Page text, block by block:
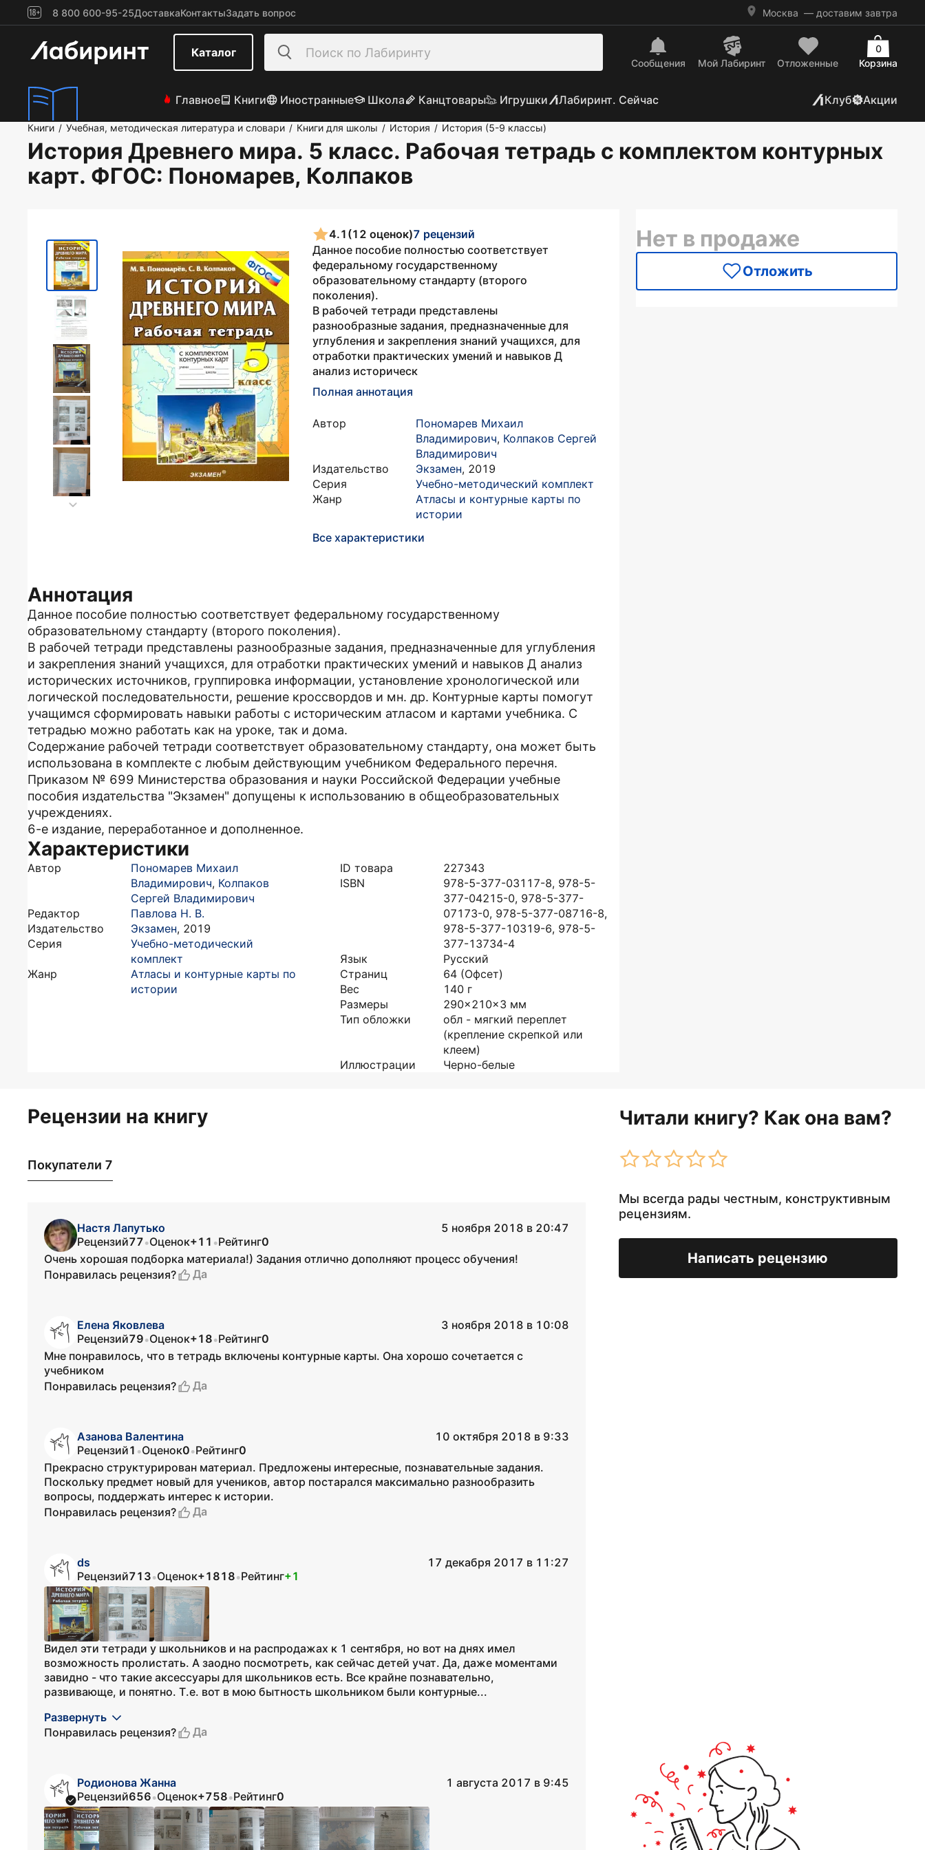
8 800 600-95-25ДоставкаКонтактыЗадать вопрос Москва — доставим завтра
Каталог
Сообщения Mой Лабиринт Отложенные Корзина
0
Главное Книги Иностранные Школа Канцтовары Игрушки Лабиринт. Сейчас Клуб Акции
Книги / Учебная, методическая литература и словари / Книги для школы / История / История (5-9 классы)
История Древнего мира. 5 класс. Рабочая тетрадь с комплектом контурных
карт. ФГОС: Пономарев, Колпаков
4.1 (12 оценок)7 рецензий
Данное пособие полностью соответствует
федеральному государственному
образовательному стандарту (второго
поколения).
В рабочей тетради представлены
разнообразные задания, предназначенные для
углубления и закрепления знаний учащихся, для
отработки практических умений и навыков Д
анализ историческ
Полная аннотация
Автор
Пономарев Михаил
Владимирович, Колпаков Сергей
Владимирович
Издательство
Экзамен, 2019
Серия
Учебно-методический комплект
Жанр
Атласы и контурные карты по
истории
Все характеристики
Аннотация
Данное пособие полностью соответствует федеральному государственному
образовательному стандарту (второго поколения).
В рабочей тетради представлены разнообразные задания, предназначенные для углубления
и закрепления знаний учащихся, для отработки практических умений и навыков Д анализ
исторических источников, группировка информации, установление хронологической или
логической последовательности, решение кроссвордов и мн. др. Контурные карты помогут
учащимся сформировать навыки работы с историческим атласом и картами учебника. С
тетрадью можно работать как на уроке, так и дома.
Содержание рабочей тетради соответствует образовательному стандарту, она может быть
использована в комплекте с любым действующим учебником Федерального перечня.
Приказом № 699 Министерства образования и науки Российской Федерации учебные
пособия издательства "Экзамен" допущены к использованию в общеобразовательных
учреждениях.
6-е издание, переработанное и дополненное.
Характеристики
Автор
Пономарев Михаил
Владимирович, Колпаков
Сергей Владимирович
Редактор
Павлова Н. В.
Издательство
Экзамен, 2019
Серия
Учебно-методический
комплект
Жанр
Атласы и контурные карты по
истории
ID товара
227343
ISBN
978-5-377-03117-8, 978-5-
377-04215-0, 978-5-377-
07173-0, 978-5-377-08716-8,
978-5-377-10319-6, 978-5-
377-13734-4
Язык
Русский
Страниц
64 (Офсет)
Вес
140 г
Размеры
290x210x3 мм
Тип обложки
обл - мягкий переплет
(крепление скрепкой или
клеем)
Иллюстрации
Черно-белые
Нет в продаже
Отложить
Рецензии на книгу Читали книгу? Как она вам?
Мы всегда рады честным, конструктивным
рецензиям.
Написать рецензию
Покупатели 7
Настя Лапутько
5 ноября 2018 в 20:47
Рецензий77•Оценок+11 •Рейтинг0
Очень хорошая подборка материала!) Задания отлично дополняют процесс обучения!
Понравилась рецензия?
Да
Елена Яковлева
3 ноября 2018 в 10:08
Рецензий79•Оценок+18•Рейтинг0
Мне понравилось, что в тетрадь включены контурные карты. Она хорошо сочетается с
учебником
Понравилась рецензия?
Да
Азанова Валентина
10 октября 2018 в 9:33
Рецензий1 •Оценок0•Рейтинг0
Прекрасно структурирован материал. Предложены интересные, познавательные задания.
Поскольку предмет новый для учеников, автор постарался максимально разнообразить
вопросы, поддержать интерес к истории.
Понравилась рецензия?
Да
ds
17 декабря 2017 в 11:27
Рецензий713•Оценок+1818•Рейтинг+1
Видел эти тетради у школьников и на распродажах к 1 сентября, но вот на днях имел
возможность пролистать. А заодно посмотреть, как сейчас детей учат. Да, даже моментами
завидно - что такие аксессуары для школьников есть. Все крайне познавательно,
развивающе, и понятно. Т.е. вот в мою бытность школьником были контурные...
Развернуть
Понравилась рецензия?
Да
Родионова Жанна
1 августа 2017 в 9:45
Рецензий656•Оценок+758•Рейтинг0